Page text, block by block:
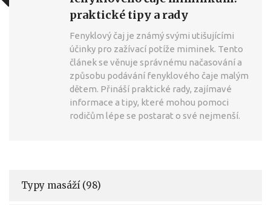
praktické tipy a rady
Fenyklový čaj je známý svými utišujícími
účinky pro zažívací potíže miminek. Tento
článek se věnuje správnému načasování a
způsobu podávání fenyklového čaje malým
dětem. Přináší praktické rady, zajímavé
informace a tipy, které mohou pomoci
rodičům lépe se postarat o své nejmenší.
Typy masáží (98)